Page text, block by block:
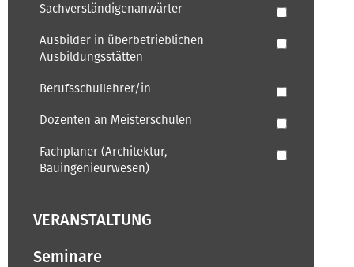
Sachverständigenanwärter
Ausbilder in überbetrieblichen
Ausbildungsstätten
Berufsschullehrer/in
Dozenten an Meisterschulen
Fachplaner (Architektur,
Bauingenieurwesen)
VERANSTALTUNG
Seminare